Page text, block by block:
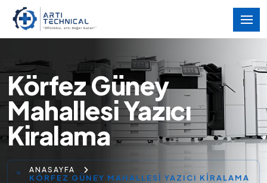
Körfez Güney
Mahallesi Yazıcı
Kiralama
ANASAYFA
KÖRFEZ GÜNEY MAHALLESI YAZICI KIRALAMA